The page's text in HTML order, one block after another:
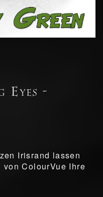
Eyes -
Irisrand lassen
ColourVue Ihre